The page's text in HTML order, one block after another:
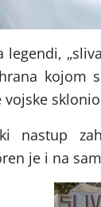
legendi,
kojom
vojske
nastup
je i na